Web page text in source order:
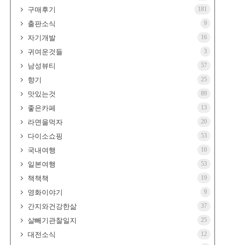
구매후기 181
출판소식 9
자기개발 16
귀여운것들 3
남성뷰티 57
향기 25
맛있는것 89
좋은카페 13
라면을먹자 20
다이소쇼핑 53
국내여행 10
일본여행 53
책책책 19
영화이야기 9
간지와건강한삶 37
살빼기관찰일지 25
대전소식 12